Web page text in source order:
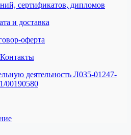
сертификатов, дипломов
и доставка
оферта
Контакты
деятельность Л035-01247-
00190580